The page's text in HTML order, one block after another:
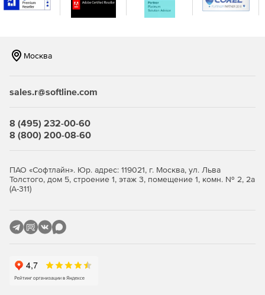
генерации отчетов.
Продукт IronPort Email Security (C-series) доступен в
Модель IronPort C170 рекомендуется для организаций
с количеством пользователей электронной почты от
Модель IronPort C370 подходит для организаций с
количеством пользователей электронной почты от 1
количеством пользователей более 10 000 человек.
требовательных сетей в мире.
Москва
sales.r@softline.com
8 (495) 232-00-60
8 (800) 200-08-60
ПАО «Софтлайн». Юр. адрес: 119021, г. Москва, ул. Льва
Толстого, дом 5, строение 1, этаж 3, помещение 1, комн. № 2, 2а
(А-311)